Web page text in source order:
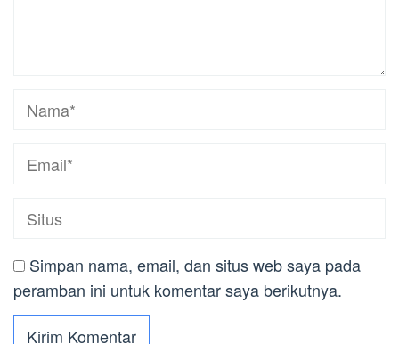
Simpan nama, email, dan situs web saya pada
peramban ini untuk komentar saya berikutnya.